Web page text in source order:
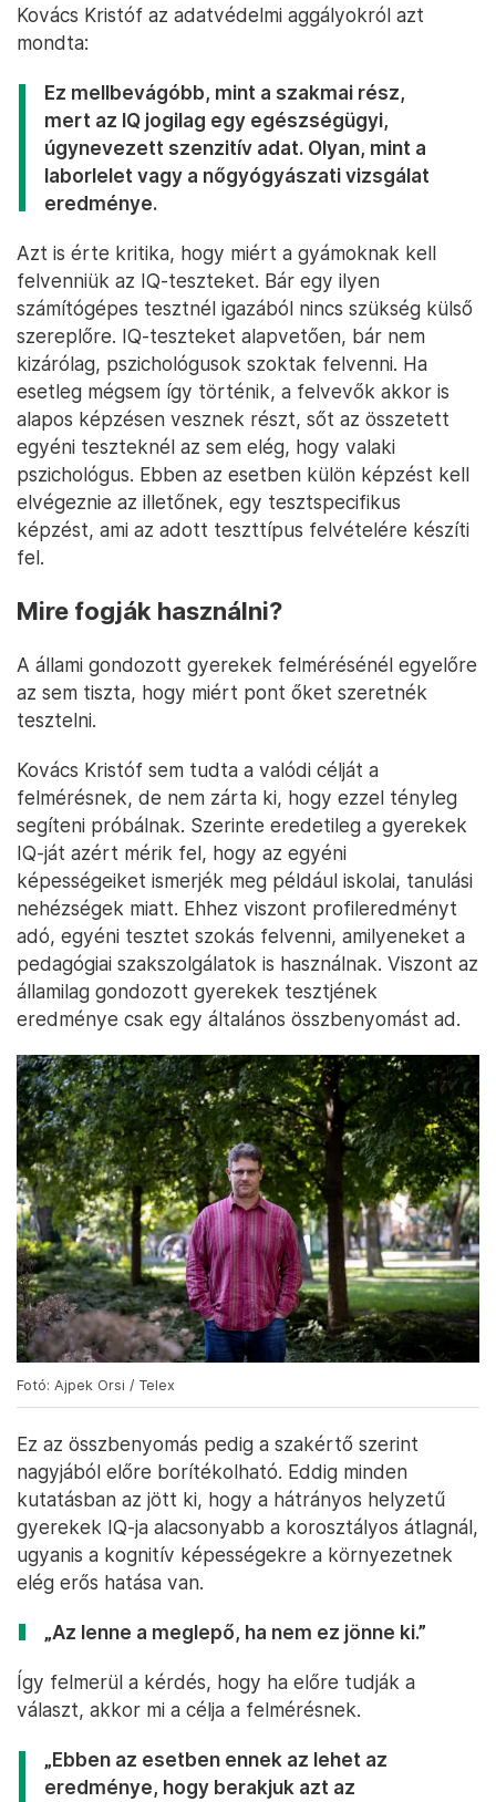
Kovács Kristóf az adatvédelmi aggályokról azt
mondta:
Ez mellbevágóbb, mint a szakmai rész,
mert az IQ jogilag egy egészségügyi,
úgynevezett szenzitív adat. Olyan, mint a
laborlelet vagy a nőgyógyászati vizsgálat
eredménye.
Azt is érte kritika, hogy miért a gyámoknak kell
felvenniük az IQ-teszteket. Bár egy ilyen
számítógépes tesztnél igazából nincs szükség külső
szereplőre. IQ-teszteket alapvetően, bár nem
kizárólag, pszichológusok szoktak felvenni. Ha
esetleg mégsem így történik, a felvevők akkor is
alapos képzésen vesznek részt, sőt az összetett
egyéni teszteknél az sem elég, hogy valaki
pszichológus. Ebben az esetben külön képzést kell
elvégeznie az illetőnek, egy tesztspecifikus
képzést, ami az adott teszttípus felvételére készíti
fel.
Mire fogják használni?
A állami gondozott gyerekek felmérésénél egyelőre
az sem tiszta, hogy miért pont őket szeretnék
tesztelni.
Kovács Kristóf sem tudta a valódi célját a
felmérésnek, de nem zárta ki, hogy ezzel tényleg
segíteni próbálnak. Szerinte eredetileg a gyerekek
IQ-ját azért mérik fel, hogy az egyéni
képességeiket ismerjék meg például iskolai, tanulási
nehézségek miatt. Ehhez viszont profileredményt
adó, egyéni tesztet szokás felvenni, amilyeneket a
pedagógiai szakszolgálatok is használnak. Viszont az
államilag gondozott gyerekek tesztjének
eredménye csak egy általános összbenyomást ad.
Fotó: Ajpek Orsi / Telex
Ez az összbenyomás pedig a szakértő szerint
nagyjából előre borítékolható. Eddig minden
kutatásban az jött ki, hogy a hátrányos helyzetű
gyerekek IQ-ja alacsonyabb a korosztályos átlagnál,
ugyanis a kognitív képességekre a környezetnek
elég erős hatása van.
„Az lenne a meglepő, ha nem ez jönne ki.”
Így felmerül a kérdés, hogy ha előre tudják a
választ, akkor mi a célja a felmérésnek.
„Ebben az esetben ennek az lehet az
eredménye, hogy berakjuk azt az